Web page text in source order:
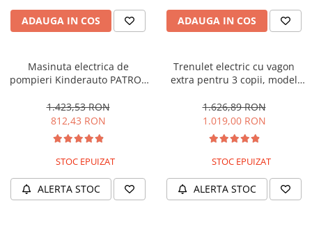
ADAUGA IN COS ADAUGA IN COS
Masinuta electrica de
pompieri Kinderauto PATROL
1.423,53 RON
812,43 RON
STOC EPUIZAT
ALERTA STOC
Trenulet electric cu vagon
extra pentru 3 copii, model
music player, albastru
1.626,89 RON
1.019,00 RON
STOC EPUIZAT
ALERTA STOC